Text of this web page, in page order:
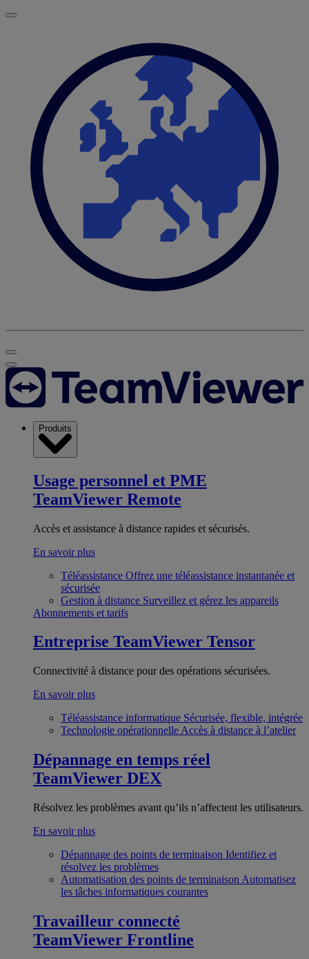
Produits
Usage personnel et PME
TeamViewer Remote
Accès et assistance à distance rapides et sécurisés.
En savoir plus
Téléassistance Offrez une téléassistance instantanée et
sécurisée
Gestion à distance Surveillez et gérez les appareils
Abonnements et tarifs
Entreprise TeamViewer Tensor
Connectivité à distance pour des opérations sécurisées.
En savoir plus
Téléassistance informatique Sécurisée, flexible, intégrée
Technologie opérationnelle Accès à distance à l’atelier
Dépannage en temps réel
TeamViewer DEX
Résolvez les problèmes avant qu’ils n’affectent les utilisateurs.
En savoir plus
Dépannage des points de terminaison Identifiez et
résolvez les problèmes
Automatisation des points de terminaison Automatisez
les tâches informatiques courantes
Travailleur connecté
TeamViewer Frontline